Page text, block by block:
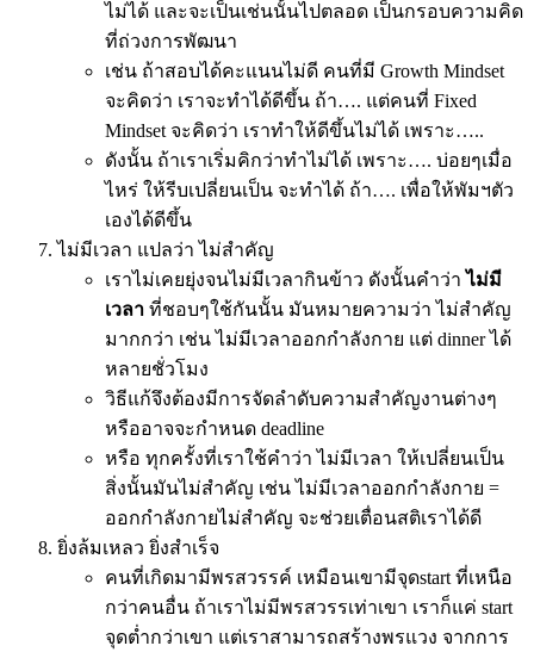
ไม่ได้ และจะเป็นเช่นนั้นไปตลอด เป็นกรอบความคิด
ที่ถ่วงการพัฒนา
เช่น ถ้าสอบได้คะแนนไม่ดี คนที่มี Growth Mindset
จะคิดว่า เราจะทำได้ดีขึ้น ถ้า…. แต่คนที่ Fixed
Mindset จะคิดว่า เราทำให้ดีขึ้นไม่ได้ เพราะ…..
ดังนั้น ถ้าเราเริ่มคิกว่าทำไม่ได้ เพราะ…. บ่อยๆเมื่อ
ไหร่ ให้รีบเปลี่ยนเป็น จะทำได้ ถ้า…. เพื่อให้พัมฯตัว
เองได้ดีขึ้น
ไม่มีเวลา แปลว่า ไม่สำคัญ
เราไม่เคยยุ่งจนไม่มีเวลากินข้าว ดังนั้นคำว่าไม่มี
เวลา ที่ชอบๆใช้กันนั้น มันหมายความว่า ไม่สำคัญ
มากกว่า เช่น ไม่มีเวลาออกกำลังกาย แต่ dinner ได้
หลายชั่วโมง
วิธีแก้จึงต้องมีการจัดลำดับความสำคัญงานต่างๆ
หรืออาจจะกำหนด deadline
หรือ ทุกครั้งที่เราใช้คำว่า ไม่มีเวลา ให้เปลี่ยนเป็น
สิ่งนั้นมันไม่สำคัญ เช่น ไม่มีเวลาออกกำลังกาย =
ออกกำลังกายไม่สำคัญ จะช่วยเตื่อนสติเราได้ดี
ยิ่งล้มเหลว ยิ่งสำเร็จ
คนที่เกิดมามีพรสวรรค์ เหมือนเขามีจุดstart ที่เหนือ
กว่าคนอื่น ถ้าเราไม่มีพรสวรรเท่าเขา เราก็แค่ start
จุดต่ำกว่าเขา แต่เราสามารถสร้างพรแวง จากการ